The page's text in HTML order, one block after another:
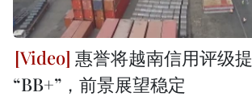
惠誉将越南信用评级
“BB+”，前景展望稳定